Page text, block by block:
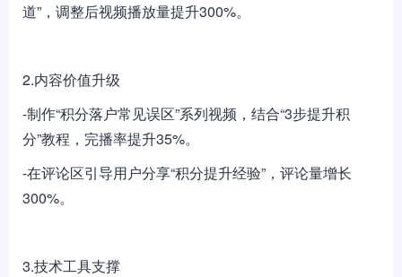
道”，调整后视频播放量提升300%。
2.内容价值升级
-制作“积分落户常见误区”系列视频，结合“3步提升积
分”教程，完播率提升35%。
-在评论区引导用户分享“积分提升经验”，评论量增长
300%。
3.技术工具支撑